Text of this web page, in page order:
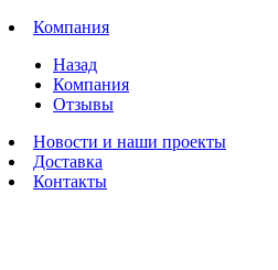
Компания
Назад
Компания
Отзывы
Новости и наши проекты
Доставка
Контакты